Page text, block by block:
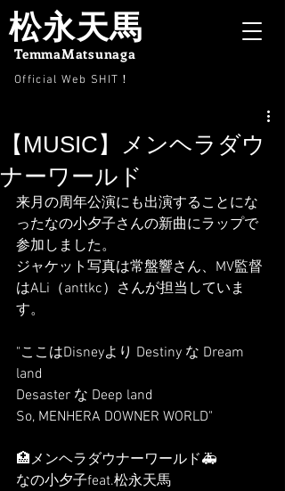
Official Web SHIT ！
松永天馬
TemmaMatsunaga
【MUSIC】メンヘラダウ
ナーワールド
来月の周年公演にも出演することにな
ったなの小夕子さんの新曲にラップで
参加しました。
ジャケット写真は常盤響さん、MV監督
はALi（anttkc）さんが担当していま
す。
"ここはDisneyより Destiny な Dream
land
Desaster な Deep land
So, MENHERA DOWNER WORLD"
🏥メンヘラダウナーワールド🚑
なの小夕子feat.松永天馬